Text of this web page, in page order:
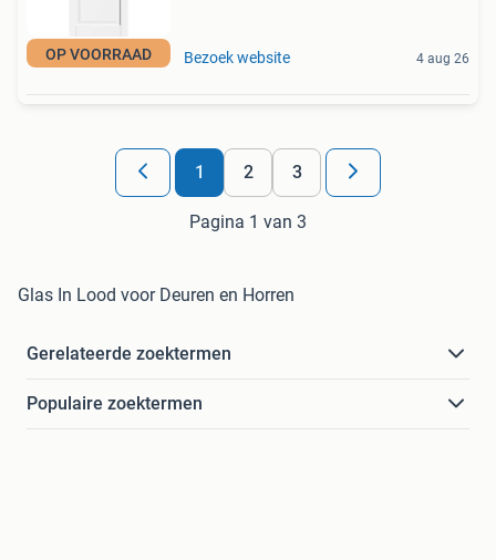
OP VOORRAAD Bezoek website 4 aug 26
1 2 3
Pagina 1 van 3
Glas In Lood voor Deuren en Horren
Gerelateerde zoektermen
Populaire zoektermen